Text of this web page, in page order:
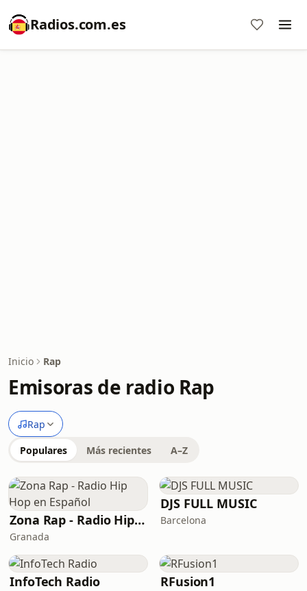
Radios.com.es
Inicio Rap
Emisoras de radio Rap
Rap
Populares Más recientes A–Z
Zona Rap - Radio Hip Hop en Español
Granada
DJS FULL MUSIC
Barcelona
InfoTech Radio RFusion1